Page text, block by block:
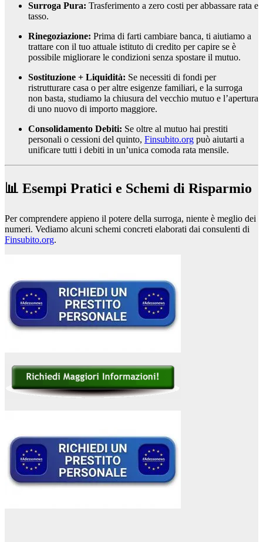
Surroga Pura: Trasferimento a zero costi per abbassare rata e
tasso.
Rinegoziazione: Prima di farti cambiare banca, ti aiutiamo a
trattare con il tuo attuale istituto di credito per capire se è
possibile migliorare le condizioni senza spostare il mutuo.
Sostituzione + Liquidità: Se necessiti di fondi per
ristrutturare casa o per altre esigenze familiari, e la surroga
non basta, studiamo la chiusura del vecchio mutuo e l’apertura
di uno nuovo di importo maggiore.
Consolidamento Debiti: Se oltre al mutuo hai prestiti
personali o cessioni del quinto, Finsubito.org può aiutarti a
unificare tutti i debiti in un’unica comoda rata mensile.
📊 Esempi Pratici e Schemi di Risparmio
Per comprendere appieno il potere della surroga, niente è meglio dei
numeri. Vediamo alcuni schemi concreti elaborati dai consulenti di
Finsubito.org.